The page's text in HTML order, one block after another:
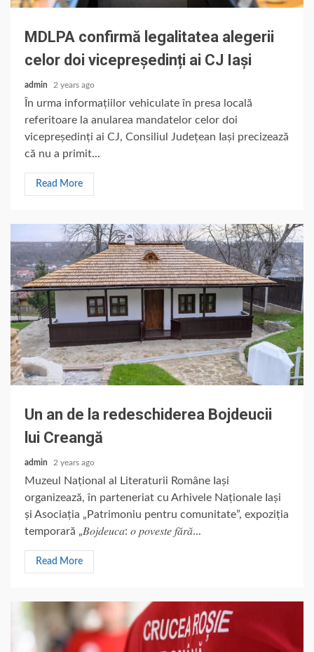
MDLPA confirmă legalitatea alegerii
celor doi vicepreședinți ai CJ Iași
admin 2 years ago
În urma informațiilor vehiculate în presa locală
referitoare la anularea mandatelor celor doi
vicepreședinți ai CJ, Consiliul Județean Iași precizează
că nu a primit...
Read More
Un an de la redeschiderea Bojdeucii
lui Creangă
admin 2 years ago
Muzeul Național al Literaturii Române Iași
organizează, în parteneriat cu Arhivele Naționale Iași
și Asociația „Patrimoniu pentru comunitate”, expoziția
temporară „𝐵𝑜𝑗𝑑𝑒𝑢𝑐𝑎: 𝑜 𝑝𝑜𝑣𝑒𝑠𝑡𝑒 𝑓𝑎̆𝑟𝑎̆...
Read More